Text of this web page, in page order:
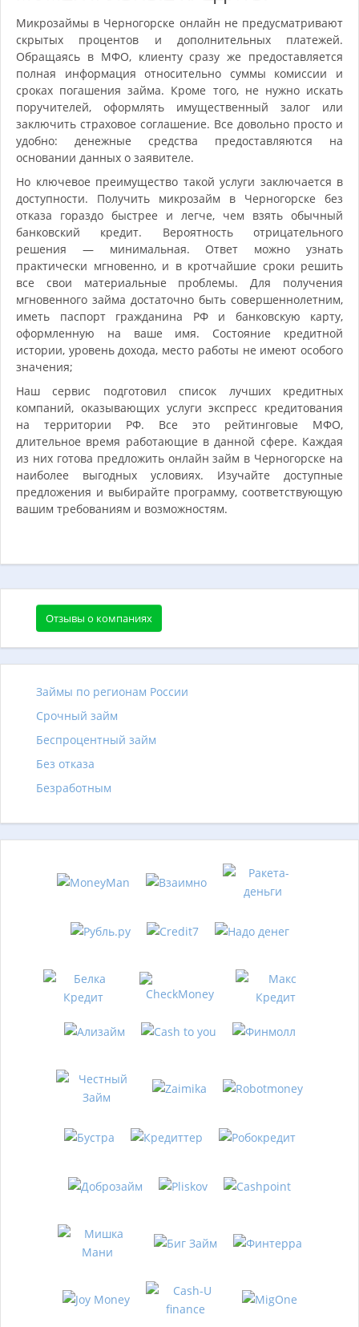
Микрозаймы в Черногорске онлайн не предусматривают
скрытых процентов и дополнительных платежей.
Обращаясь в МФО, клиенту сразу же предоставляется
полная информация относительно суммы комиссии и
сроках погашения займа. Кроме того, не нужно искать
поручителей, оформлять имущественный залог или
заключить страховое соглашение. Все довольно просто и
удобно: денежные средства предоставляются на
основании данных о заявителе.
Но ключевое преимущество такой услуги заключается в
доступности. Получить микрозайм в Черногорске без
отказа гораздо быстрее и легче, чем взять обычный
банковский кредит. Вероятность отрицательного
решения — минимальная. Ответ можно узнать
практически мгновенно, и в кротчайшие сроки решить
все свои материальные проблемы. Для получения
мгновенного займа достаточно быть совершеннолетним,
иметь паспорт гражданина РФ и банковскую карту,
оформленную на ваше имя. Состояние кредитной
истории, уровень дохода, место работы не имеют особого
значения;
Наш сервис подготовил список лучших кредитных
компаний, оказывающих услуги экспресс кредитования
на территории РФ. Все это рейтинговые МФО,
длительное время работающие в данной сфере. Каждая
из них готова предложить онлайн займ в Черногорске на
наиболее выгодных условиях. Изучайте доступные
предложения и выбирайте программу, соответствующую
вашим требованиям и возможностям.
Отзывы о компаниях
Займы по регионам России
Срочный займ
Беспроцентный займ
Без отказа
Безработным